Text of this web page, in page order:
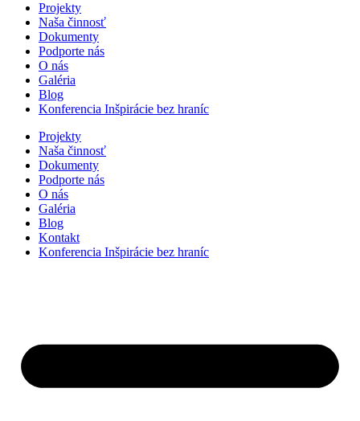
Projekty
Naša činnosť
Dokumenty
Podporte nás
O nás
Galéria
Blog
Konferencia Inšpirácie bez hraníc
Projekty
Naša činnosť
Dokumenty
Podporte nás
O nás
Galéria
Blog
Kontakt
Konferencia Inšpirácie bez hraníc